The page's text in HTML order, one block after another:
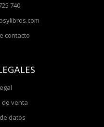
740
contacto
de venta
datos